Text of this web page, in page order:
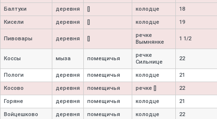
Балтухи деревня колодце 18
Кисели деревня колодце 19
Пивовары деревня
речке
Вымнянке
1 1/2
Коссы мыза помещичья
речке
Сильнице
22
Пологи деревня помещичья колодце 21
Косово деревня помещичья речке [] 22
Горяне деревня помещичья колодце 21
Войцешково деревня помещичья колодце 22